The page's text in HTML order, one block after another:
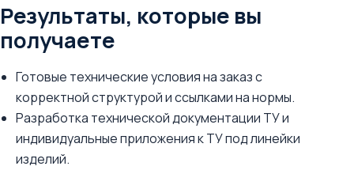
Результаты, которые вы
получаете
Готовые технические условия на заказ с
корректной структурой и ссылками на нормы.
Разработка технической документации ТУ и
индивидуальные приложения к ТУ под линейки
изделий.